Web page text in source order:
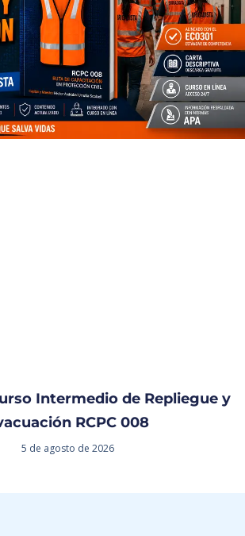
Intermedio de Repliegue y
RCPC 008
5 de agosto de 2026